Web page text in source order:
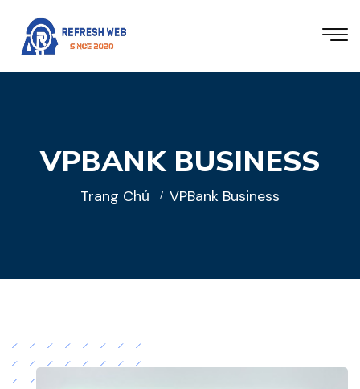
VPBANK BUSINESS
Trang Chủ VPBank Business